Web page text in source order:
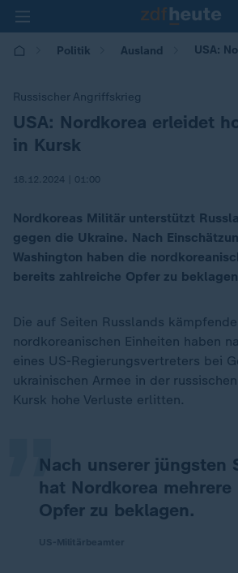
Politik Ausland USA:
Russischer Angriffskrieg
:USA: Nordkorea erleidet
in Kursk
18.12.2024 | 01:00
Nordkoreas Militär unterstützt
gegen die Ukraine. Nach
Washington haben die
bereits zahlreiche Opfer zu
Die auf Seiten Russlands
nordkoreanischen Einheiten haben
eines US-Regierungsvertreters bei
ukrainischen Armee in der
Kursk hohe Verluste erlitten.
Nach unserer jüngsten
hat Nordkorea
Opfer zu beklagen.
„